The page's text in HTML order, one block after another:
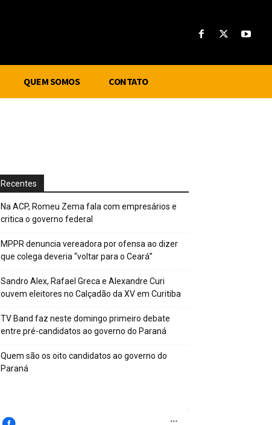
QUEM SOMOS CONTATO
Recentes
Na ACP, Romeu Zema fala com empresários e
critica o governo federal
MPPR denuncia vereadora por ofensa ao dizer
que colega deveria “voltar para o Ceará”
Sandro Alex, Rafael Greca e Alexandre Curi
ouvem eleitores no Calçadão da XV em Curitiba
TV Band faz neste domingo primeiro debate
entre pré-candidatos ao governo do Paraná
Quem são os oito candidatos ao governo do
Paraná